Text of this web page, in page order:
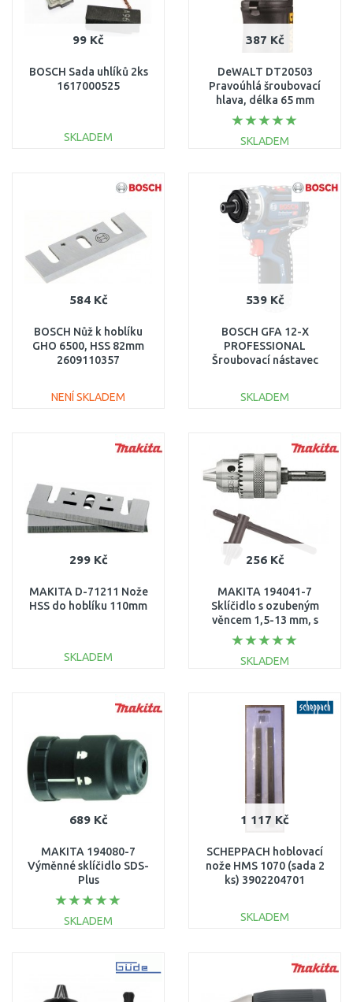
99 Kč
BOSCH Sada uhlíků 2ks
1617000525
SKLADEM
387 Kč
DeWALT DT20503
Pravoúhlá šroubovací
hlava, délka 65 mm
(1/4")
SKLADEM
Porovnat
584 Kč
BOSCH Nůž k hoblíku
GHO 6500, HSS 82mm
2609110357
NENÍ SKLADEM
539 Kč
BOSCH GFA 12-X
PROFESSIONAL
Šroubovací nástavec
SKLADEM
Porovnat
299 Kč
MAKITA D-71211 Nože
HSS do hoblíku 110mm
SKLADEM
256 Kč
MAKITA 194041-7
Sklíčidlo s ozubeným
věncem 1,5-13 mm, s
adaptérem pro upnutí
SDS-Plus
SKLADEM
Porovnat
689 Kč
MAKITA 194080-7
Výměnné sklíčidlo SDS-
Plus
SKLADEM
1 117 Kč
SCHEPPACH hoblovací
nože HMS 1070 (sada 2
ks) 3902204701
SKLADEM